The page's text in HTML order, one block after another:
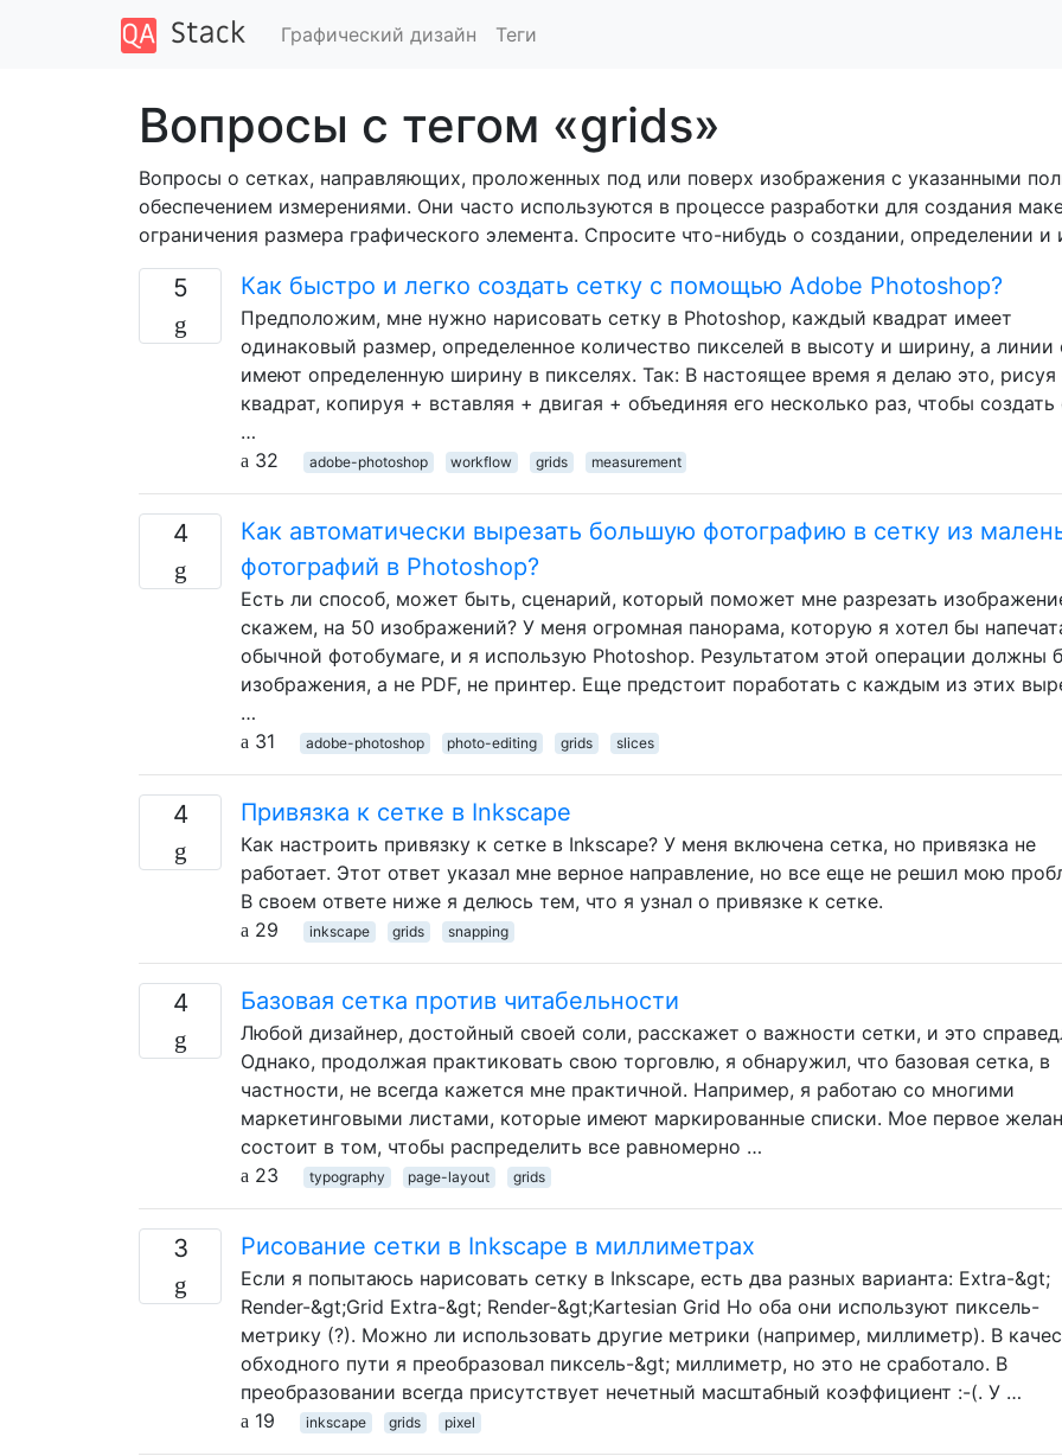
Графический дизайн Теги
Вопросы с тегом «grids»
Вопросы о сетках, направляющих, проложенных под или поверх изображения с указанными
обеспечением измерениями. Они часто используются в процессе разработки для создания
ограничения размера графического элемента. Спросите что-нибудь о создании, определении
5 Как быстро и легко создать сетку с помощью Adobe Photoshop?
Предположим, мне нужно нарисовать сетку в Photoshop, каждый квадрат имеет
одинаковый размер, определенное количество пикселей в высоту и ширину, а линии
имеют определенную ширину в пикселях. Так: В настоящее время я делаю это, рисуя
квадрат, копируя + вставляя + двигая + объединяя его несколько раз, чтобы создать
…
32
adobe-photoshop workflow grids measurement
4
Как автоматически вырезать большую фотографию в сетку из
фотографий в Photoshop?
Есть ли способ, может быть, сценарий, который поможет мне разрезать
скажем, на 50 изображений? У меня огромная панорама, которую я хотел бы
обычной фотобумаге, и я использую Photoshop. Результатом этой операции должны
изображения, а не PDF, не принтер. Еще предстоит поработать с каждым из этих
…
31
adobe-photoshop photo-editing grids slices
4 Привязка к сетке в Inkscape
Как настроить привязку к сетке в Inkscape? У меня включена сетка, но привязка не
работает. Этот ответ указал мне верное направление, но все еще не решил мою
В своем ответе ниже я делюсь тем, что я узнал о привязке к сетке.
29
inkscape grids snapping
4 Базовая сетка против читабельности
Любой дизайнер, достойный своей соли, расскажет о важности сетки, и это
Однако, продолжая практиковать свою торговлю, я обнаружил, что базовая сетка, в
частности, не всегда кажется мне практичной. Например, я работаю со многими
маркетинговыми листами, которые имеют маркированные списки. Мое первое
состоит в том, чтобы распределить все равномерно …
23
typography page-layout grids
3 Рисование сетки в Inkscape в миллиметрах
Если я попытаюсь нарисовать сетку в Inkscape, есть два разных варианта: Extra-&gt;
Render-&gt;Grid Extra-&gt; Render-&gt;Kartesian Grid Но оба они используют пиксель-
метрику (?). Можно ли использовать другие метрики (например, миллиметр). В
обходного пути я преобразовал пиксель-&gt; миллиметр, но это не сработало. В
преобразовании всегда присутствует нечетный масштабный коэффициент :-(. У …
19
inkscape grids pixel